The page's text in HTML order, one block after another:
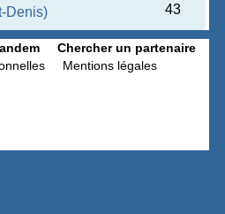
Denis) 43
Chercher un partenaire
Mentions légales